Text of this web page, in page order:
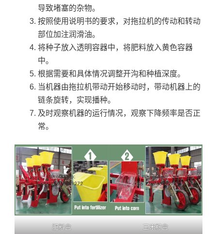
导致堵塞的杂物。
按照使用说明书的要求，对拖拉机的传动和转动
部位加注润滑油。
将种子放入透明容器中，将肥料放入黄色容器
中。
根据需要和具体情况调整开沟和种植深度。
当机器由拖拉机带动开始移动时，带动机器上的
链条旋转，实现播种。
及时观察机器的运行情况，观察下降频率是否正
常。
肥料盒 玉米籽盒